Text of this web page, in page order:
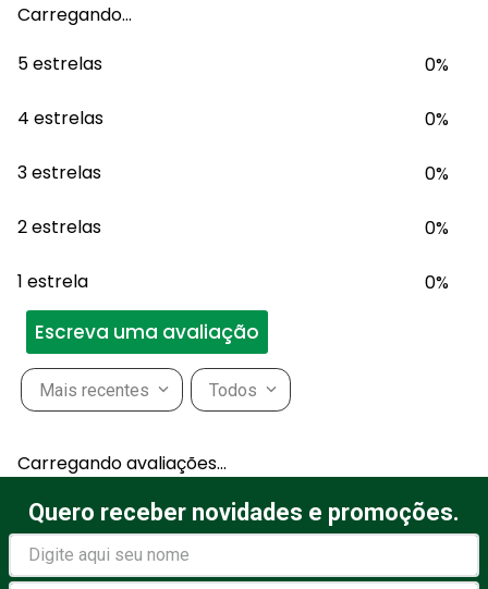
Carregando…
5 estrelas
0%
4 estrelas 0%
3 estrelas 0%
2 estrelas 0%
1 estrela 0%
Escreva uma avaliação
Mais recentes Todos
Carregando avaliações…
Quero receber novidades e promoções.